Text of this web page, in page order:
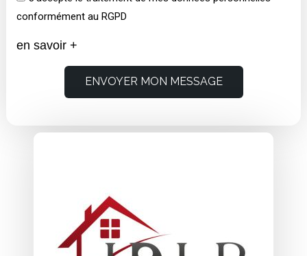
conformément au RGPD
en savoir +
ENVOYER MON MESSAGE